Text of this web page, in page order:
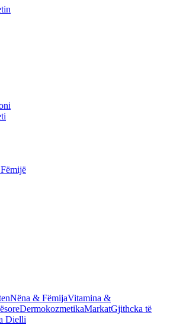
Nëna & FëmijaVitamina &
DermokozmetikaMarkatGjithcka të
Dielli